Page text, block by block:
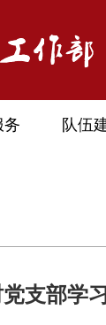
务 队伍
支部学